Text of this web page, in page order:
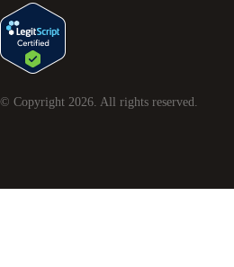
© Copyright 2026. All rights reserved.